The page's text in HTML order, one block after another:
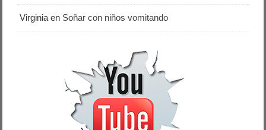
Virginia en Soñar con niños vomitando